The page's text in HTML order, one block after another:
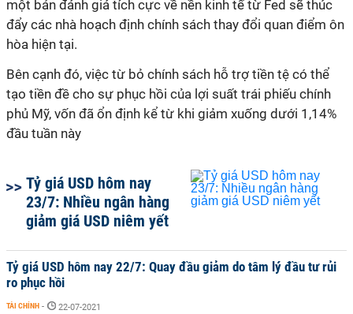
một bản đánh giá tích cực về nền kinh tế từ Fed sẽ thúc
đẩy các nhà hoạch định chính sách thay đổi quan điểm ôn
hòa hiện tại.
Bên cạnh đó, việc từ bỏ chính sách hỗ trợ tiền tệ có thể
tạo tiền đề cho sự phục hồi của lợi suất trái phiếu chính
phủ Mỹ, vốn đã ổn định kể từ khi giảm xuống dưới 1,14%
đầu tuần này
Tỷ giá USD hôm nay
23/7: Nhiều ngân hàng
giảm giá USD niêm yết
Tỷ giá USD hôm nay 22/7: Quay đầu giảm do tâm lý đầu tư rủi
ro phục hồi
TÀI CHÍNH - 22-07-2021